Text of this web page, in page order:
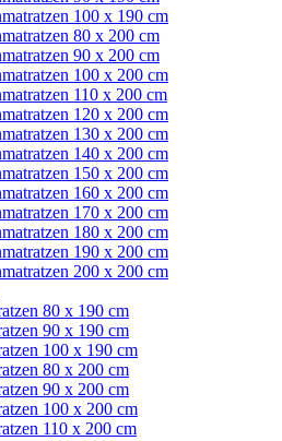
100 x 190 cm
80 x 200 cm
90 x 200 cm
100 x 200 cm
110 x 200 cm
120 x 200 cm
130 x 200 cm
140 x 200 cm
150 x 200 cm
160 x 200 cm
170 x 200 cm
180 x 200 cm
190 x 200 cm
200 x 200 cm
80 x 190 cm
90 x 190 cm
100 x 190 cm
80 x 200 cm
90 x 200 cm
100 x 200 cm
110 x 200 cm